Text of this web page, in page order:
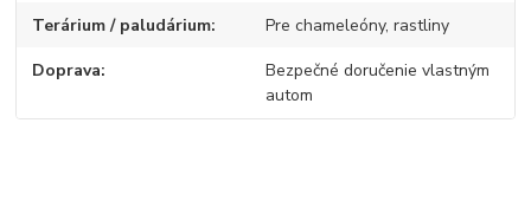
Terárium / paludárium Pre chameleóny, rastliny
Doprava
Bezpečné doručenie vlastným
autom